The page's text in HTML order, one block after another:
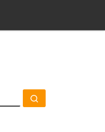
RECHERCHER